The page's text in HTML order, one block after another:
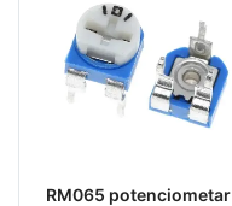
RM065 potenciometar